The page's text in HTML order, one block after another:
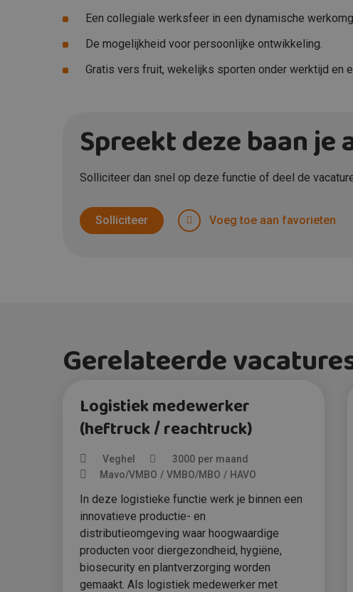
Een collegiale werksfeer in een dynamische
De mogelijkheid voor persoonlijke ontwikkeling.
Gratis vers fruit, wekelijks sporten onder werktijd en
Spreekt deze baan je
Solliciteer dan snel op deze functie of deel de
Solliciteer Voeg toe aan favorieten
Gerelateerde
Logistiek medewerker
(heftruck / reachtruck)
Veghel 3000 per maand
Mavo/VMBO
VMBO/MBO HAVO
In deze logistieke functie werk je binnen een
innovatieve productie- en
distributieomgeving waar hoogwaardige
producten voor diergezondheid, hygiëne,
biosecurity en plantverzorging worden
gemaakt. Als logistiek medewerker met